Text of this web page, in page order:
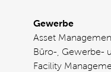
Gewerbe
Asset
Büro-, Gewerbe-
Facility